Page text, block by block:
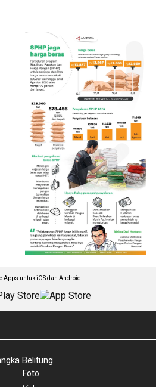
Apps untuk iOS dan Android
Belitung
Foto